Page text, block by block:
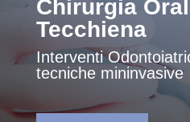
Chirurgia
Tecchiena
Interventi
tecniche mininvasive